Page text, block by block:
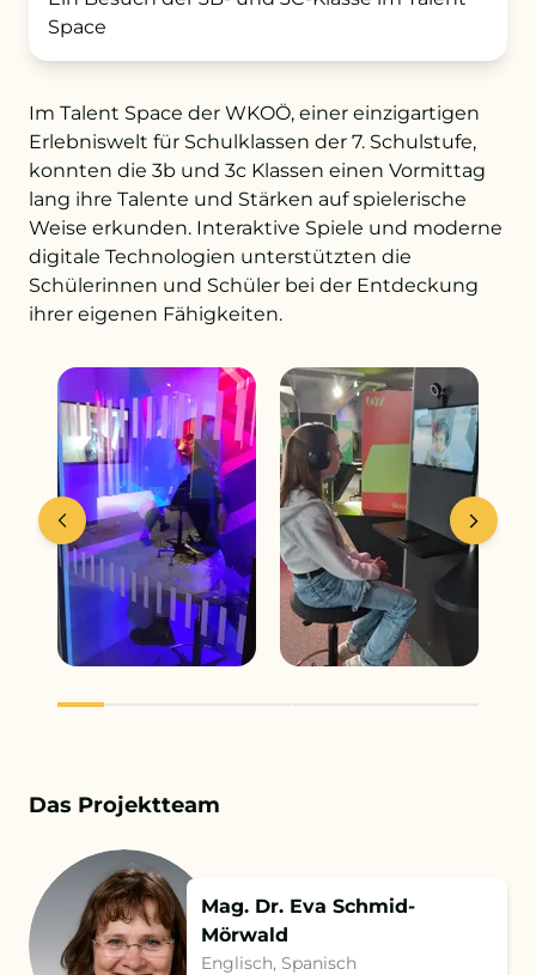
+43 732 736 581 - 4411
schule@petrinum.at
Stellenangebote
Logout
Space
Im Talent Space der WKOÖ, einer einzigartigen
Erlebniswelt für Schulklassen der 7. Schulstufe,
konnten die 3b und 3c Klassen einen Vormittag
lang ihre Talente und Stärken auf spielerische
Weise erkunden. Interaktive Spiele und moderne
digitale Technologien unterstützten die
Schülerinnen und Schüler bei der Entdeckung
ihrer eigenen Fähigkeiten.
Das Projektteam
Mag. Dr. Eva Schmid-
Mörwald
Englisch, Spanisch